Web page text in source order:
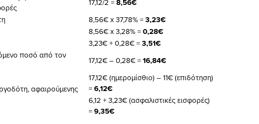
8,56€
8,56€ x 37,78% =3,23€
8,56€ x 3,28% =0,28€
3,23€ + 0,28€ =3,51€
ποσό από τον
17,12€ – 0,28€ =16,84€
αφαιρούμενης
17,12€ (ημερομίσθιο) – 11€ (επιδότηση)
=6,12€
6,12 + 3,23€ (ασφαλιστικές εισφορές)
=9,35€